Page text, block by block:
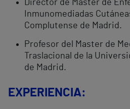
Director de Máster de
Inmunomediadas
Complutense de Madrid.
Profesor del Master de
Traslacional de la
de Madrid.
EXPERIENCIA: